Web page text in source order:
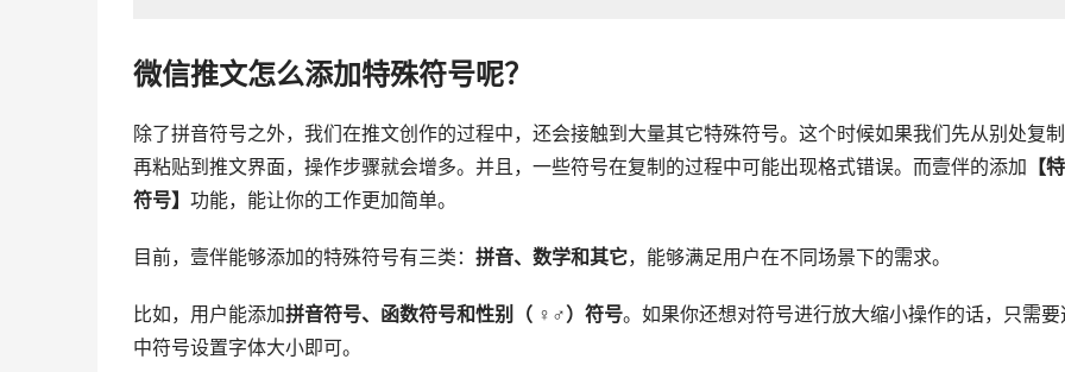
微信推文怎么添加特殊符号呢？
除了拼音符号之外，我们在推文创作的过程中，还会接触到大量其它特殊符号。这个时候如果我们先从别处复制
再粘贴到推文界面，操作步骤就会增多。并且，一些符号在复制的过程中可能出现格式错误。而壹伴的添加 【
符号】 功能，能让你的工作更加简单。
目前，壹伴能够添加的特殊符号有三类： 拼音、数学和其它，能够满足用户在不同场景下的需求。
比如，用户能添加拼音符号、函数符号和性别（ ♀♂）符号。如果你还想对符号进行放大缩小操作的话，只需要
中符号设置字体大小即可。